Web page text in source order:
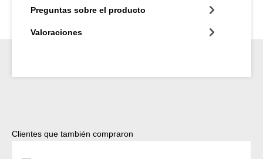
Preguntas sobre el producto
Valoraciones
Omitir la galería de productos
Clientes que también compraron